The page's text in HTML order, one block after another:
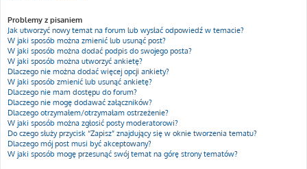
Problemy z pisaniem
Jak utworzyć nowy temat na forum lub wysłać odpowiedź w temacie?
W jaki sposób można zmienić lub usunąć post?
W jaki sposób można dodać podpis do swojego posta?
W jaki sposób można utworzyć ankietę?
Dlaczego nie można dodać więcej opcji ankiety?
W jaki sposób zmienić lub usunąć ankietę?
Dlaczego nie mam dostępu do forum?
Dlaczego nie mogę dodawać załączników?
Dlaczego otrzymałem/otrzymałam ostrzeżenie?
W jaki sposób można zgłosić posty moderatorowi?
Do czego służy przycisk “Zapisz” znajdujący się w oknie tworzenia tematu?
Dlaczego mój post musi być akceptowany?
W jaki sposób mogę przesunąć swój temat na górę strony tematów?